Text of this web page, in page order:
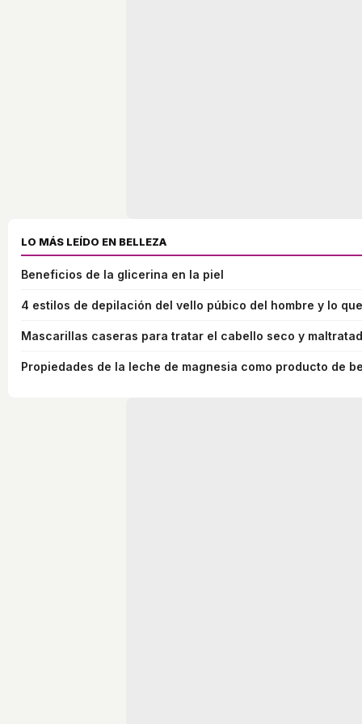
LO MÁS LEÍDO EN BELLEZA
Beneficios de la glicerina en la piel
4 estilos de depilación del vello púbico del hombre y lo
Mascarillas caseras para tratar el cabello seco y
Propiedades de la leche de magnesia como producto de